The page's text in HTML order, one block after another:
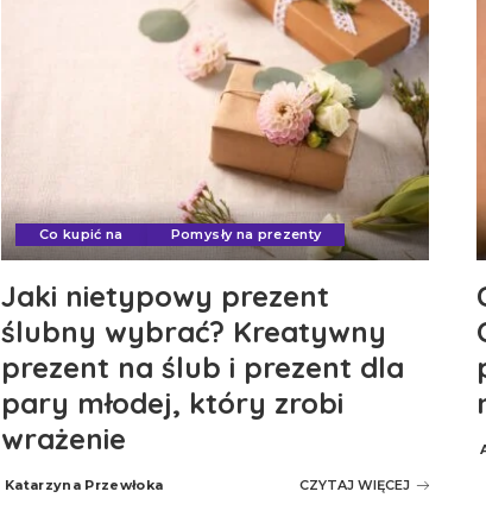
Co kupić na Pomysły na prezenty
Jaki nietypowy prezent
ślubny wybrać? Kreatywny
prezent na ślub i prezent dla
pary młodej, który zrobi
wrażenie
Posted
Katarzyna Przewłoka CZYTAJ WIĘCEJ